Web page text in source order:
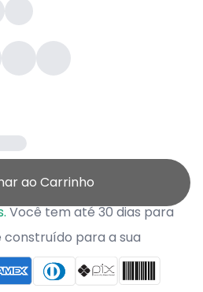
ao Carrinho
Você tem até 30 dias para
construído para a sua